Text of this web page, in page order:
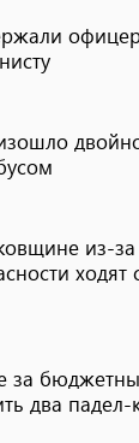
из-
ходят
за
два падел-